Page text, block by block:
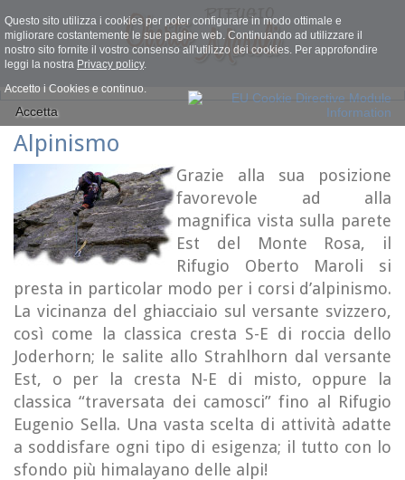
Alpinismo
Grazie alla sua posizione
favorevole ad alla
magnifica vista sulla parete
Est del Monte Rosa, il
Rifugio Oberto Maroli si
presta in particolar modo per i corsi d’alpinismo.
La vicinanza del ghiacciaio sul versante svizzero,
così come la classica cresta S-E di roccia dello
Joderhorn; le salite allo Strahlhorn dal versante
Est, o per la cresta N-E di misto, oppure la
classica “traversata dei camosci” fino al Rifugio
Eugenio Sella. Una vasta scelta di attività adatte
a soddisfare ogni tipo di esigenza; il tutto con lo
sfondo più himalayano delle alpi!
Questo sito utilizza i cookies per poter configurare in modo ottimale e
migliorare costantemente le sue pagine web. Continuando ad utilizzare il
nostro sito fornite il vostro consenso all'utilizzo dei cookies. Per approfondire
leggi la nostra Privacy policy.
Accetto i Cookies e continuo.
Accetta